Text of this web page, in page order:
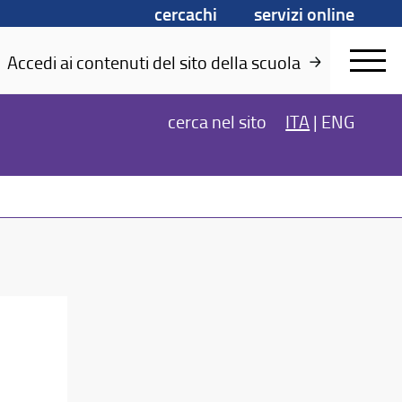
cercachi
servizi online
Accedi ai contenuti del sito della scuola
cerca nel sito ITA | ENG